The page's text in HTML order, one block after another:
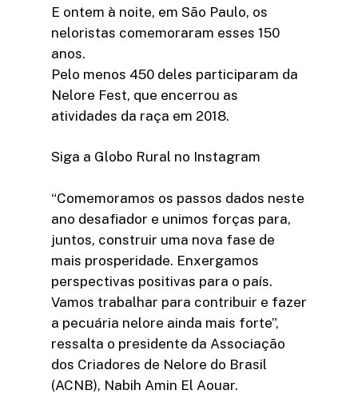
E ontem à noite, em São Paulo, os
neloristas comemoraram esses 150
anos.
Pelo menos 450 deles participaram da
Nelore Fest, que encerrou as
atividades da raça em 2018.
Siga a Globo Rural no Instagram
“Comemoramos os passos dados neste
ano desafiador e unimos forças para,
juntos, construir uma nova fase de
mais prosperidade. Enxergamos
perspectivas positivas para o país.
Vamos trabalhar para contribuir e fazer
a pecuária nelore ainda mais forte”,
ressalta o presidente da Associação
dos Criadores de Nelore do Brasil
(ACNB), Nabih Amin El Aouar.